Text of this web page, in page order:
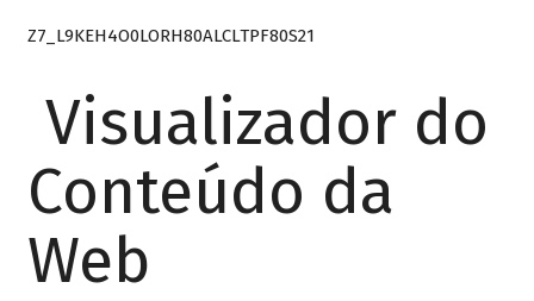
Z7_L9KEH4O0LORH80ALCLTPF80S21
Visualizador do
Conteúdo da
Web